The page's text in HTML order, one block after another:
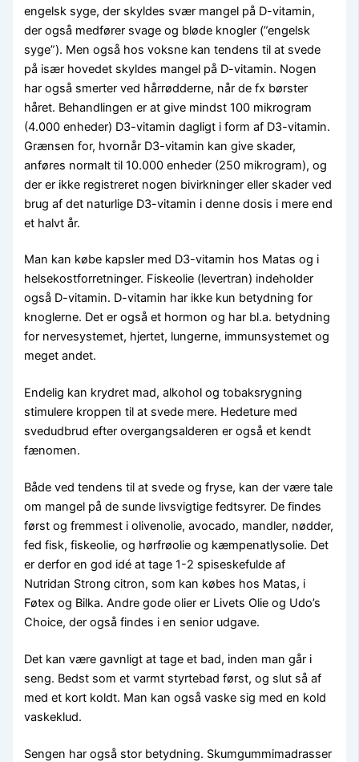
engelsk syge, der skyldes svær mangel på D-vitamin,
der også medfører svage og bløde knogler (”engelsk
syge”). Men også hos voksne kan tendens til at svede
på især hovedet skyldes mangel på D-vitamin. Nogen
har også smerter ved hårrødderne, når de fx børster
håret. Behandlingen er at give mindst 100 mikrogram
(4.000 enheder) D3-vitamin dagligt i form af D3-vitamin.
Grænsen for, hvornår D3-vitamin kan give skader,
anføres normalt til 10.000 enheder (250 mikrogram), og
der er ikke registreret nogen bivirkninger eller skader ved
brug af det naturlige D3-vitamin i denne dosis i mere end
et halvt år.
Man kan købe kapsler med D3-vitamin hos Matas og i
helsekostforretninger. Fiskeolie (levertran) indeholder
også D-vitamin. D-vitamin har ikke kun betydning for
knoglerne. Det er også et hormon og har bl.a. betydning
for nervesystemet, hjertet, lungerne, immunsystemet og
meget andet.
Endelig kan krydret mad, alkohol og tobaksrygning
stimulere kroppen til at svede mere. Hedeture med
svedudbrud efter overgangsalderen er også et kendt
fænomen.
Både ved tendens til at svede og fryse, kan der være tale
om mangel på de sunde livsvigtige fedtsyrer. De findes
først og fremmest i olivenolie, avocado, mandler, nødder,
fed fisk, fiskeolie, og hørfrøolie og kæmpenatlysolie. Det
er derfor en god idé at tage 1-2 spiseskefulde af
Nutridan Strong citron, som kan købes hos Matas, i
Føtex og Bilka. Andre gode olier er Livets Olie og Udo’s
Choice, der også findes i en senior udgave.
Det kan være gavnligt at tage et bad, inden man går i
seng. Bedst som et varmt styrtebad først, og slut så af
med et kort koldt. Man kan også vaske sig med en kold
vaskeklud.
Sengen har også stor betydning. Skumgummimadrasser